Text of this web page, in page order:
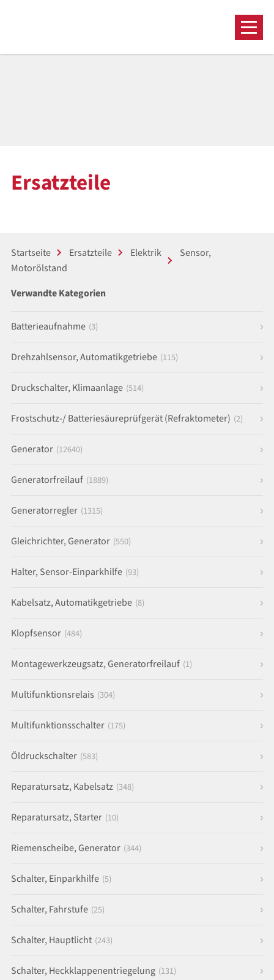
Ersatzteile
Startseite Ersatzteile Elektrik
Sensor,
Motorölstand
Verwandte Kategorien
Batterieaufnahme (3)
Drehzahlsensor, Automatikgetriebe (115)
Druckschalter, Klimaanlage (514)
Frostschutz-/ Batteriesäureprüfgerät (Refraktometer) (2)
Generator (12640)
Generatorfreilauf (1889)
Generatorregler (1315)
Gleichrichter, Generator (550)
Halter, Sensor-Einparkhilfe (93)
Kabelsatz, Automatikgetriebe (8)
Klopfsensor (484)
Montagewerkzeugsatz, Generatorfreilauf (1)
Multifunktionsrelais (304)
Multifunktionsschalter (175)
Öldruckschalter (583)
Reparatursatz, Kabelsatz (348)
Reparatursatz, Starter (10)
Riemenscheibe, Generator (344)
Schalter, Einparkhilfe (5)
Schalter, Fahrstufe (25)
Schalter, Hauptlicht (243)
Schalter, Heckklappenentriegelung (131)